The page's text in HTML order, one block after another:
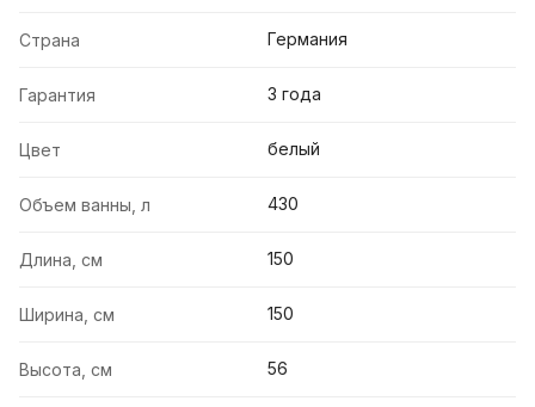
Страна Германия
Гарантия 3 года
Цвет белый
Объем ванны, л 430
Длина, см 150
Ширина, см 150
Высота, см 56